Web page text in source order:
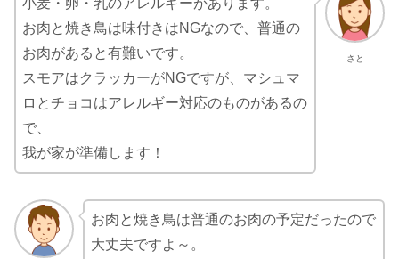
さと
小麦・卵・乳のアレルギーがあります。
お肉と焼き鳥は味付きはNGなので、普通の
お肉があると有難いです。
スモアはクラッカーがNGですが、マシュマ
ロとチョコはアレルギー対応のものがあるの
で、
我が家が準備します！
お肉と焼き鳥は普通のお肉の予定だったので
大丈夫ですよ～。